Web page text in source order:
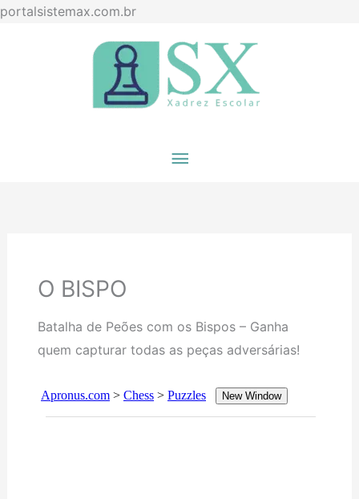
portalsistemax.com.brIr
o
conteúdo
Menu
principal
O BISPO
Batalha de Peões com os Bispos – Ganha
quem capturar todas as peças adversárias!